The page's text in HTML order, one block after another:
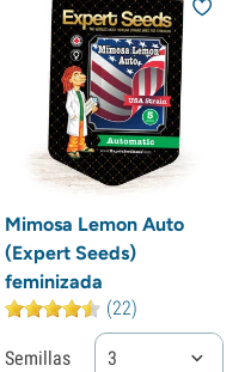
Mimosa Lemon Auto
(Expert Seeds)
feminizada
(22)
Semillas 3